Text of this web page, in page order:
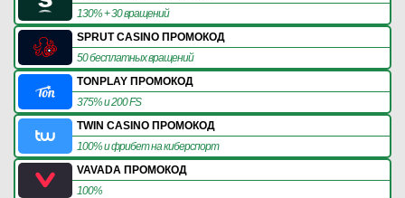
130% + 30 вращений
SPRUT CASINO ПРОМОКОД
50 бесплатных вращений
TONPLAY ПРОМОКОД
375% и 200 FS
TWIN CASINO ПРОМОКОД
100% и фрибет на киберспорт
VAVADA ПРОМОКОД
100%